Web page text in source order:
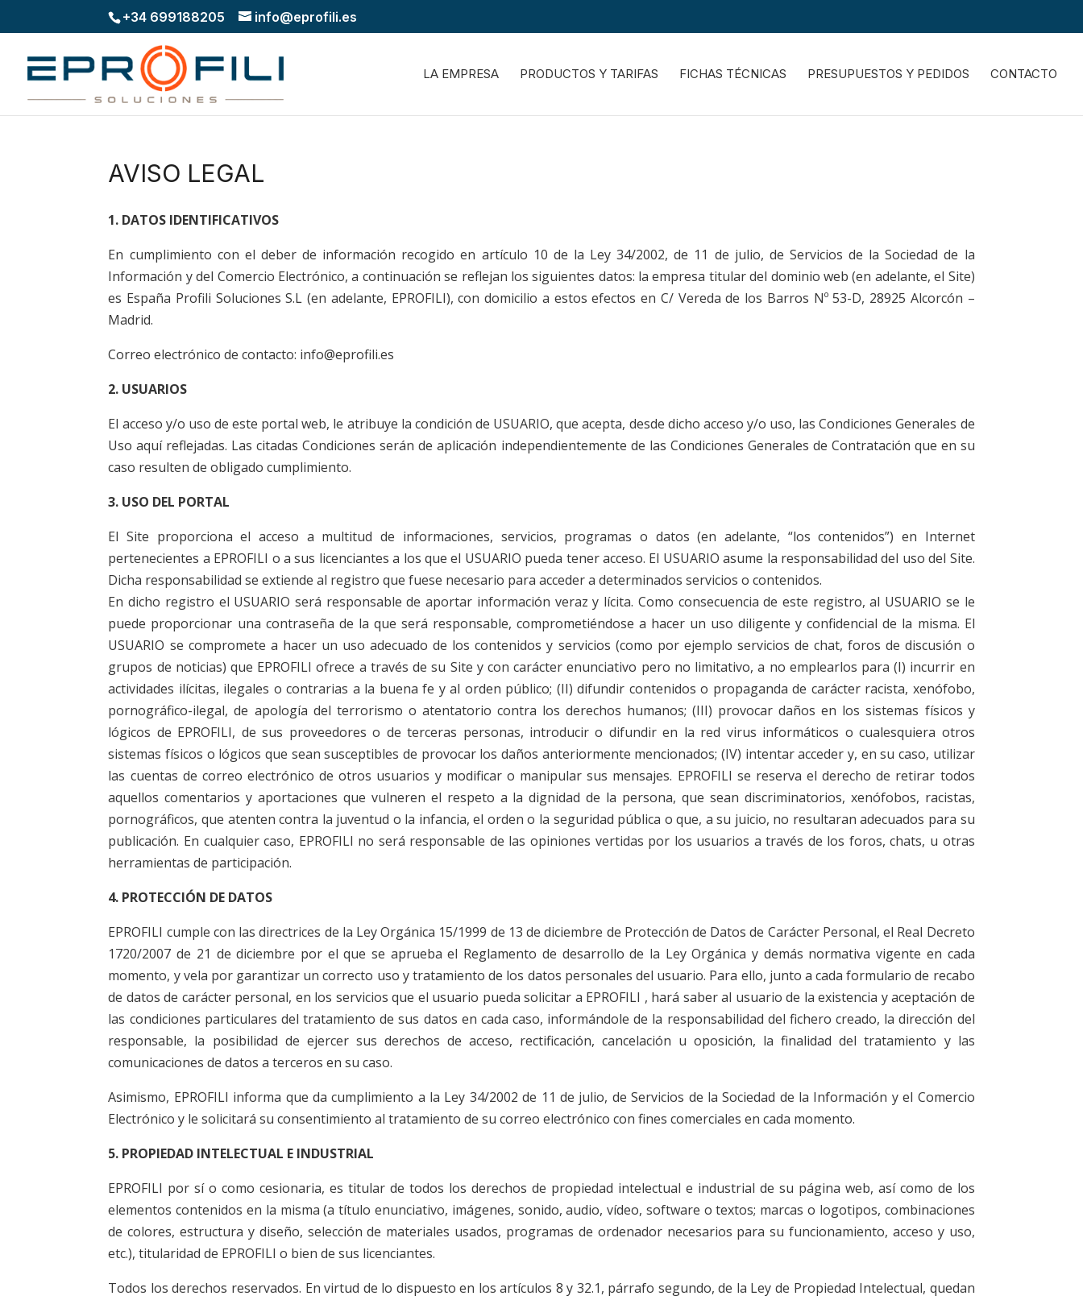
+34 699188205 info@eprofili.es
LA EMPRESA PRODUCTOS Y TARIFAS FICHAS TÉCNICAS PRESUPUESTOS Y PEDIDOS CONTACTO
AVISO LEGAL
1. DATOS IDENTIFICATIVOS
En cumplimiento con el deber de información recogido en artículo 10 de la Ley 34/2002, de 11 de julio, de Servicios de la Sociedad de la
Información y del Comercio Electrónico, a continuación se reflejan los siguientes datos: la empresa titular del dominio web (en adelante, el Site)
es España Profili Soluciones S.L (en adelante, EPROFILI), con domicilio a estos efectos en C/ Vereda de los Barros Nº 53-D, 28925 Alcorcón –
Madrid.
Correo electrónico de contacto: info@eprofili.es
2. USUARIOS
El acceso y/o uso de este portal web, le atribuye la condición de USUARIO, que acepta, desde dicho acceso y/o uso, las Condiciones Generales de
Uso aquí reflejadas. Las citadas Condiciones serán de aplicación independientemente de las Condiciones Generales de Contratación que en su
caso resulten de obligado cumplimiento.
3. USO DEL PORTAL
El Site proporciona el acceso a multitud de informaciones, servicios, programas o datos (en adelante, “los contenidos”) en Internet
pertenecientes a EPROFILI o a sus licenciantes a los que el USUARIO pueda tener acceso. El USUARIO asume la responsabilidad del uso del Site.
Dicha responsabilidad se extiende al registro que fuese necesario para acceder a determinados servicios o contenidos.
En dicho registro el USUARIO será responsable de aportar información veraz y lícita. Como consecuencia de este registro, al USUARIO se le
puede proporcionar una contraseña de la que será responsable, comprometiéndose a hacer un uso diligente y confidencial de la misma. El
USUARIO se compromete a hacer un uso adecuado de los contenidos y servicios (como por ejemplo servicios de chat, foros de discusión o
grupos de noticias) que EPROFILI ofrece a través de su Site y con carácter enunciativo pero no limitativo, a no emplearlos para (I) incurrir en
actividades ilícitas, ilegales o contrarias a la buena fe y al orden público; (II) difundir contenidos o propaganda de carácter racista, xenófobo,
pornográfico-ilegal, de apología del terrorismo o atentatorio contra los derechos humanos; (III) provocar daños en los sistemas físicos y
lógicos de EPROFILI, de sus proveedores o de terceras personas, introducir o difundir en la red virus informáticos o cualesquiera otros
sistemas físicos o lógicos que sean susceptibles de provocar los daños anteriormente mencionados; (IV) intentar acceder y, en su caso, utilizar
las cuentas de correo electrónico de otros usuarios y modificar o manipular sus mensajes. EPROFILI se reserva el derecho de retirar todos
aquellos comentarios y aportaciones que vulneren el respeto a la dignidad de la persona, que sean discriminatorios, xenófobos, racistas,
pornográficos, que atenten contra la juventud o la infancia, el orden o la seguridad pública o que, a su juicio, no resultaran adecuados para su
publicación. En cualquier caso, EPROFILI no será responsable de las opiniones vertidas por los usuarios a través de los foros, chats, u otras
herramientas de participación.
4. PROTECCIÓN DE DATOS
EPROFILI cumple con las directrices de la Ley Orgánica 15/1999 de 13 de diciembre de Protección de Datos de Carácter Personal, el Real Decreto
1720/2007 de 21 de diciembre por el que se aprueba el Reglamento de desarrollo de la Ley Orgánica y demás normativa vigente en cada
momento, y vela por garantizar un correcto uso y tratamiento de los datos personales del usuario. Para ello, junto a cada formulario de recabo
de datos de carácter personal, en los servicios que el usuario pueda solicitar a EPROFILI , hará saber al usuario de la existencia y aceptación de
las condiciones particulares del tratamiento de sus datos en cada caso, informándole de la responsabilidad del fichero creado, la dirección del
responsable, la posibilidad de ejercer sus derechos de acceso, rectificación, cancelación u oposición, la finalidad del tratamiento y las
comunicaciones de datos a terceros en su caso.
Asimismo, EPROFILI informa que da cumplimiento a la Ley 34/2002 de 11 de julio, de Servicios de la Sociedad de la Información y el Comercio
Electrónico y le solicitará su consentimiento al tratamiento de su correo electrónico con fines comerciales en cada momento.
5. PROPIEDAD INTELECTUAL E INDUSTRIAL
EPROFILI por sí o como cesionaria, es titular de todos los derechos de propiedad intelectual e industrial de su página web, así como de los
elementos contenidos en la misma (a título enunciativo, imágenes, sonido, audio, vídeo, software o textos; marcas o logotipos, combinaciones
de colores, estructura y diseño, selección de materiales usados, programas de ordenador necesarios para su funcionamiento, acceso y uso,
etc.), titularidad de EPROFILI o bien de sus licenciantes.
Todos los derechos reservados. En virtud de lo dispuesto en los artículos 8 y 32.1, párrafo segundo, de la Ley de Propiedad Intelectual, quedan